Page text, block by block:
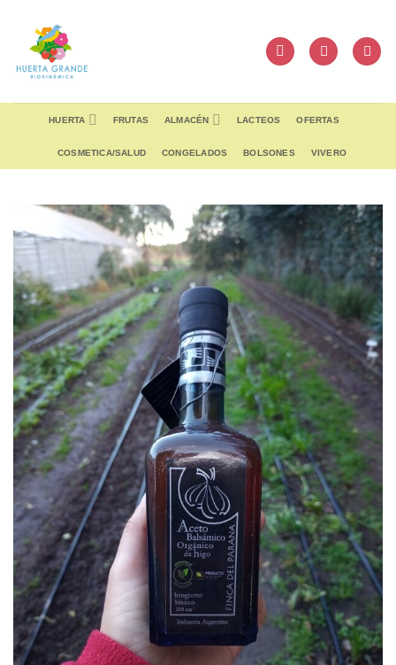
content
HUERTA FRUTAS ALMACÉN LACTEOS OFERTAS
COSMETICA/SALUD CONGELADOS BOLSONES VIVERO